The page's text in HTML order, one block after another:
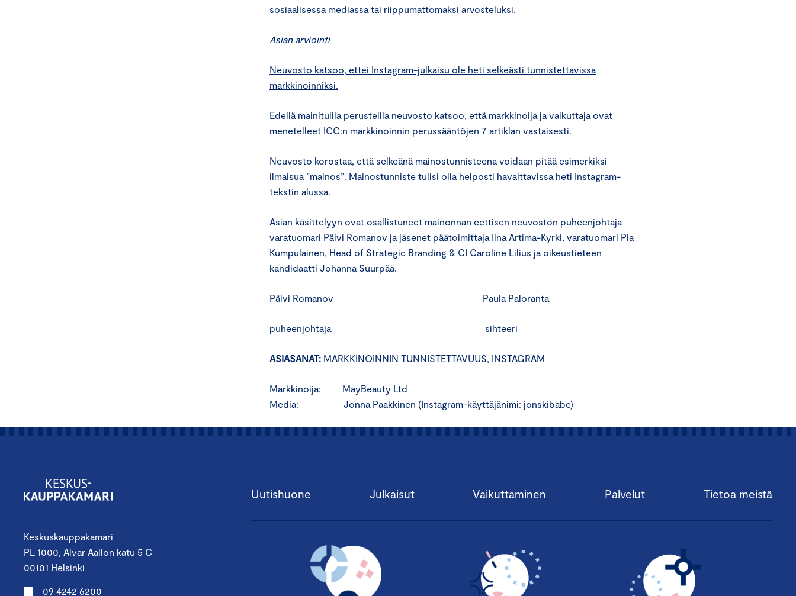
sosiaalisessa mediassa tai riippumattomaksi arvosteluksi.
Asian arviointi
Neuvosto katsoo, ettei Instagram-julkaisu ole heti selkeästi tunnistettavissa
markkinoinniksi.
Edellä mainituilla perusteilla neuvosto katsoo, että markkinoija ja vaikuttaja ovat
menetelleet ICC:n markkinoinnin perussääntöjen 7 artiklan vastaisesti.
Neuvosto korostaa, että selkeänä mainostunnisteena voidaan pitää esimerkiksi
ilmaisua ”mainos”. Mainostunniste tulisi olla helposti havaittavissa heti Instagram-
tekstin alussa.
Asian käsittelyyn ovat osallistuneet mainonnan eettisen neuvoston puheenjohtaja
varatuomari Päivi Romanov ja jäsenet päätoimittaja Iina Artima-Kyrki, varatuomari Pia
Kumpulainen, Head of Strategic Branding & CI Caroline Lilius ja oikeustieteen
kandidaatti Johanna Suurpää.
Päivi Romanov Paula Paloranta
puheenjohtaja sihteeri
ASIASANAT: MARKKINOINNIN TUNNISTETTAVUUS, INSTAGRAM
Markkinoija: MayBeauty Ltd
Media: Jonna Paakkinen (Instagram-käyttäjänimi: jonskibabe)
Keskuskauppakamari
PL 1000, Alvar Aallon katu 5 C
00101 Helsinki
09 4242 6200
Uutishuone Julkaisut Vaikuttaminen Palvelut Tietoa meistä